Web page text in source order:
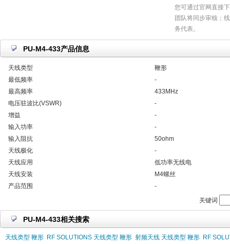
您可通过官网直接
团队将同步审核；
务代表。
PU-M4-433产品信息
天线类型
鞭形
最低频率
-
最高频率
433MHz
电压驻波比(VSWR)
-
增益
-
输入功率
-
输入阻抗
50ohm
天线极化
-
天线应用
低功率无线电
天线安装
M4螺丝
产品范围
-
关键词
PU-M4-433相关搜索
天线类型 鞭形 RF SOLUTIONS 天线类型 鞭形 射频天线 天线类型 鞭形 RF